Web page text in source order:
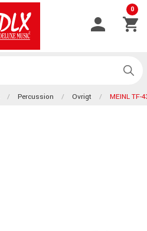
0
Percussion Ovrigt MEINL TF-